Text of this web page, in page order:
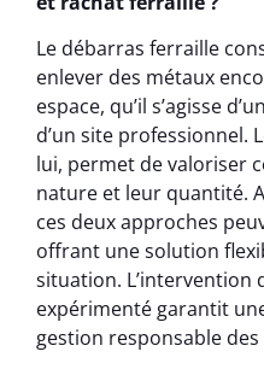
Le débarras ferraille
enlever des métaux
espace, qu’il s’agisse
d’un site professionnel.
lui, permet de valoriser
nature et leur quantité.
ces deux approches
offrant une solution
situation. L’intervention
expérimenté garantit
gestion responsable